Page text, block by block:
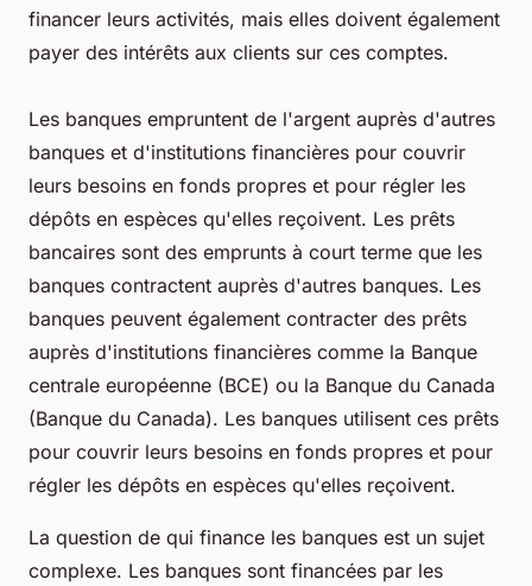
financer leurs activités, mais elles doivent également
payer des intérêts aux clients sur ces comptes.
Les banques empruntent de l'argent auprès d'autres
banques et d'institutions financières pour couvrir
leurs besoins en fonds propres et pour régler les
dépôts en espèces qu'elles reçoivent. Les prêts
bancaires sont des emprunts à court terme que les
banques contractent auprès d'autres banques. Les
banques peuvent également contracter des prêts
auprès d'institutions financières comme la Banque
centrale européenne (BCE) ou la Banque du Canada
(Banque du Canada). Les banques utilisent ces prêts
pour couvrir leurs besoins en fonds propres et pour
régler les dépôts en espèces qu'elles reçoivent.
La question de qui finance les banques est un sujet
complexe. Les banques sont financées par les